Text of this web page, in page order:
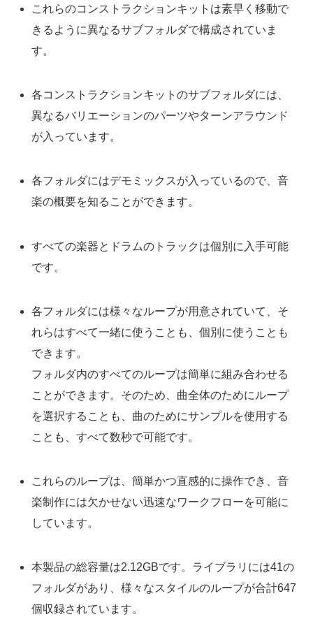
これらのコンストラクションキットは素早く移動で
きるように異なるサブフォルダで構成されていま
す。
各コンストラクションキットのサブフォルダには、
異なるバリエーションのパーツやターンアラウンド
が入っています。
各フォルダにはデモミックスが入っているので、音
楽の概要を知ることができます。
すべての楽器とドラムのトラックは個別に入手可能
です。
各フォルダには様々なループが用意されていて、そ
れらはすべて一緒に使うことも、個別に使うことも
できます。
フォルダ内のすべてのループは簡単に組み合わせる
ことができます。そのため、曲全体のためにループ
を選択することも、曲のためにサンプルを使用する
ことも、すべて数秒で可能です。
これらのループは、簡単かつ直感的に操作でき、音
楽制作には欠かせない迅速なワークフローを可能に
しています。
本製品の総容量は2.12GBです。ライブラリには41の
フォルダがあり、様々なスタイルのループが合計647
個収録されています。